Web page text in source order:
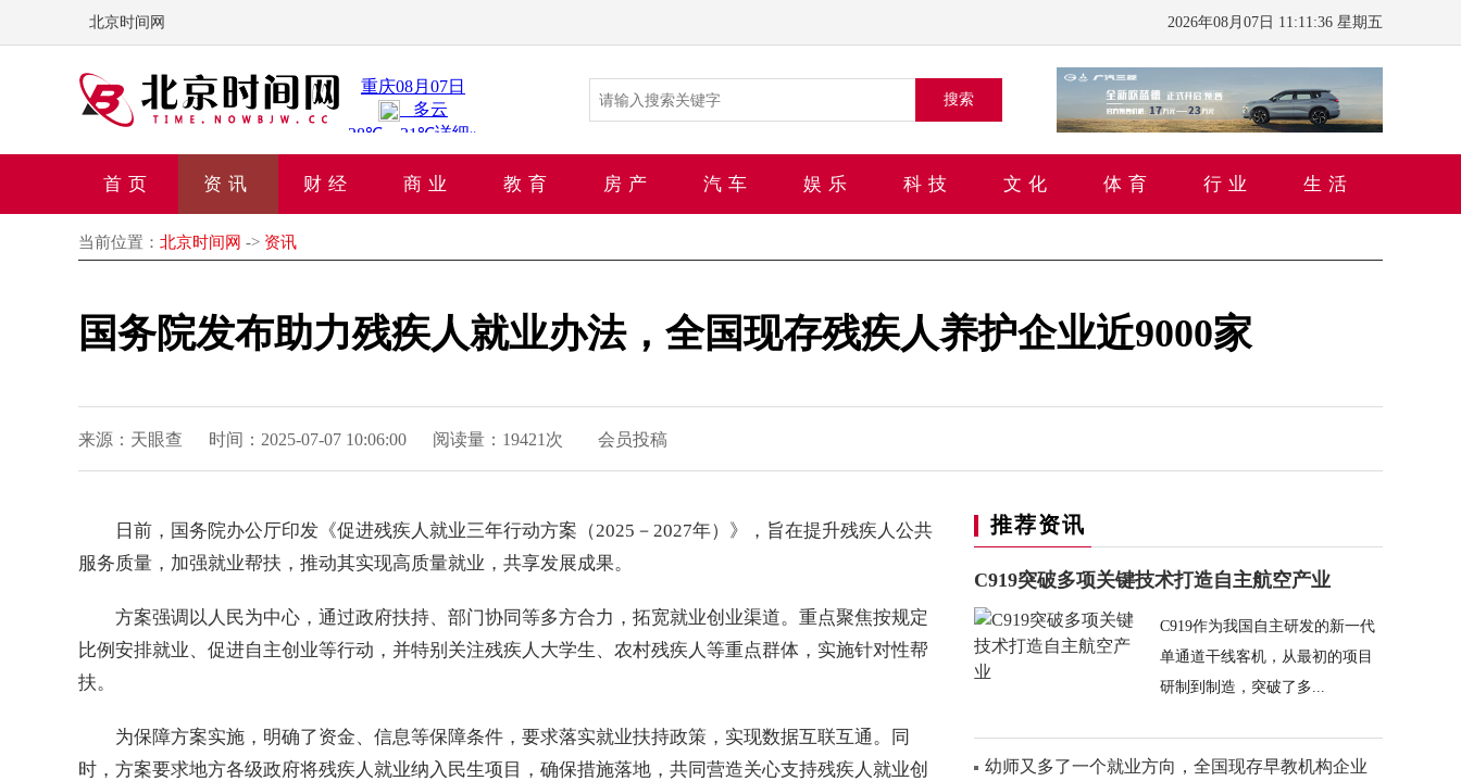
北京时间网 2026年08月07日 11:11:37 星期五
搜索
首页 资讯 财经 商业 教育 房产 汽车 娱乐 科技 文化 体育 行业 生活
当前位置： 北京时间网 -> 资讯
国务院发布助力残疾人就业办法，全国现存残疾人养护企业近9000家
来源：天眼查 时间：2025-07-07 10:06:00 阅读量： 19421次 会员投稿
日前，国务院办公厅印发《促进残疾人就业三年行动方案（2025－2027年）》，旨在提升残疾人公共
服务质量，加强就业帮扶，推动其实现高质量就业，共享发展成果。
方案强调以人民为中心，通过政府扶持、部门协同等多方合力，拓宽就业创业渠道。重点聚焦按规定
比例安排就业、促进自主创业等行动，并特别关注残疾人大学生、农村残疾人等重点群体，实施针对性帮
扶。
为保障方案实施，明确了资金、信息等保障条件，要求落实就业扶持政策，实现数据互联互通。同
时，方案要求地方各级政府将残疾人就业纳入民生项目，确保措施落地，共同营造关心支持残疾人就业创
推荐资讯
C919突破多项关键技术打造自主航空产业
C919作为我国自主研发的新一代
单通道干线客机，从最初的项目
研制到制造，突破了多...
幼师又多了一个就业方向，全国现存早教机构企业